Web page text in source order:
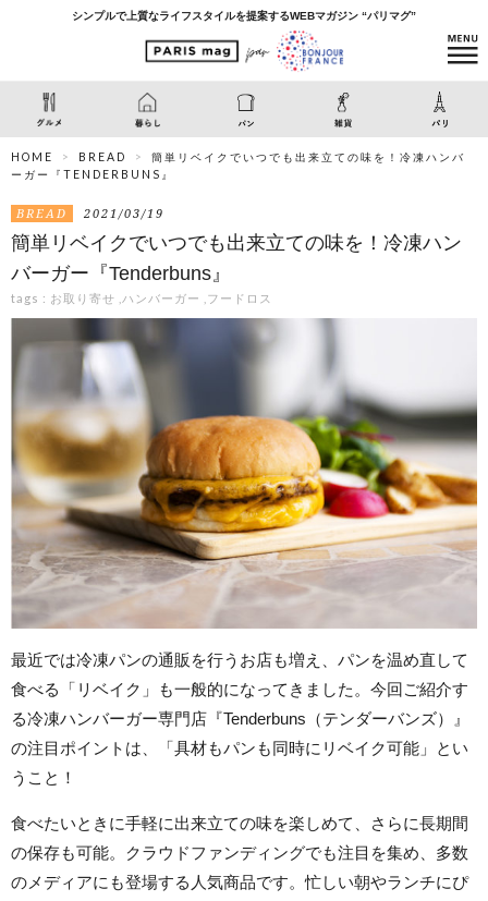
シンプルで上質なライフスタイルを提案するWEBマガジン “パリマグ”
HOME BREAD
簡単リベイクでいつでも出来立ての味を！冷凍ハンバ
ーガー『TENDERBUNS』
BREAD 2021/03/19
簡単リベイクでいつでも出来立ての味を！冷凍ハン
バーガー『Tenderbuns』
tags : お取り寄せ ハンバーガー フードロス
最近では冷凍パンの通販を行うお店も増え、パンを温め直して
食べる「リベイク」も一般的になってきました。今回ご紹介す
る冷凍ハンバーガー専門店『Tenderbuns（テンダーバンズ）』
の注目ポイントは、「具材もパンも同時にリベイク可能」とい
うこと！
食べたいときに手軽に出来立ての味を楽しめて、さらに長期間
の保存も可能。クラウドファンディングでも注目を集め、多数
のメディアにも登場する人気商品です。忙しい朝やランチにぴ